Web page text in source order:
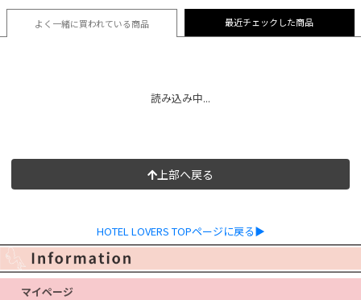
よく一緒に買われている商品 最近チェックした商品
読み込み中...
上部へ戻る
HOTEL LOVERS TOPページに戻る▶
マイページ